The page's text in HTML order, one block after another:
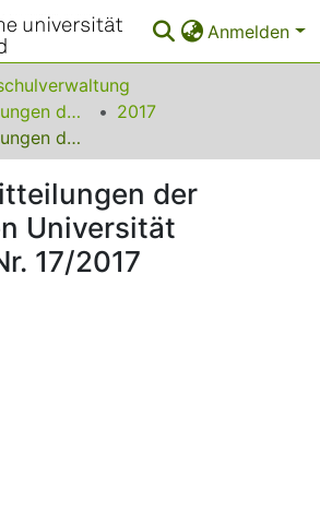
Anmelden
Amtliche Mitteilungen der Technischen Universität Dortmund
2017
Amtliche Mitteilungen der Technischen Universität Dortmund Nr. 17/2017
der
Universität
17/2017